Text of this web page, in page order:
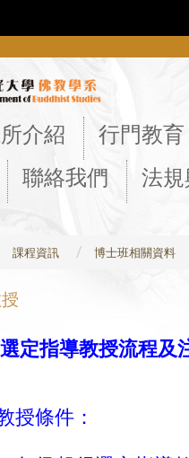
介紹 行門教育
聯絡我們 法
課程資訊 博士班相關資料
定指導教授​流程及
授條件：